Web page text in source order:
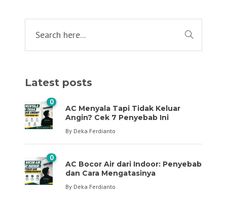
Latest posts
0
AC Menyala Tapi Tidak Keluar
Angin? Cek 7 Penyebab Ini
By Deka Ferdianto
0
AC Bocor Air dari Indoor: Penyebab
dan Cara Mengatasinya
By Deka Ferdianto